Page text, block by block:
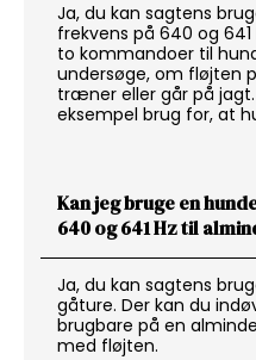
Ja, du kan sagtens
frekvens på 640 og
to kommandoer til
undersøge, om fløjten
træner eller går på
eksempel brug for, at
Kan jeg bruge en
640 og 641 Hz til
Ja, du kan sagtens
gåture. Der kan du
brugbare på en
med fløjten.